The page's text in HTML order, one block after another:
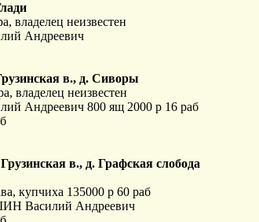
владелец неизвестен
Андреевич
в., д. Сиворы
владелец неизвестен
Андреевич 800 ящ 2000 р 16 раб
в., д. Графская слобода
купчиха 135000 р 60 раб
Василий Андреевич